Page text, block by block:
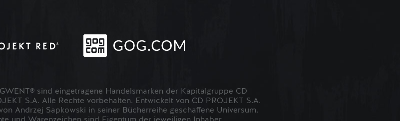
sind eingetragene Handelsmarken der Kapitalgruppe CD
S.A. Alle Rechte vorbehalten. Entwickelt von CD PROJEKT S.A.
Andrzej Sapkowski in seiner Bücherreihe geschaffene Universum.